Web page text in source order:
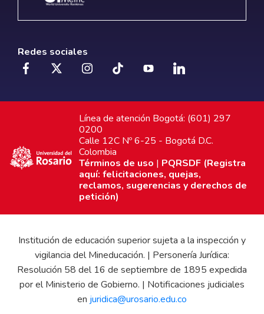
Redes sociales
Línea de atención Bogotá: (601) 297
0200
Calle 12C Nº 6-25 - Bogotá D.C.
Colombia
Términos de uso | PQRSDF (Registra
aquí: felicitaciones, quejas,
reclamos, sugerencias y derechos de
petición)
Institución de educación superior sujeta a la inspección y
vigilancia del Mineducación. | Personería Jurídica:
Resolución 58 del 16 de septiembre de 1895 expedida
por el Ministerio de Gobierno. | Notificaciones judiciales
en juridica@urosario.edu.co